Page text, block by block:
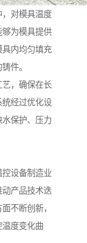
对模具温度
为模具提供
内均匀填充
件。
，确保在长
统经过优化设
保护、压力
设备制造业
产品技术迭
不断创新，
度变化曲